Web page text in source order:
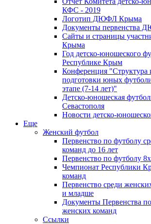
КФС - 2019
Логотип ДЮФЛ Крыма
Документы первенства
Сайты и страницы
Крыма
Год детско-юношеского
Республике Крым
Конференция "Структура
подготовки юных
этапе (7-14 лет)"
Детско-юношеская
Севастополя
Новости детско-
Еще
Женский футбол
Первенство по футболу
команд до 16 лет
Первенство по футболу
Чемпионат Республики
команд
Первенство среди
и младше
Документы Первенства
женских команд
Ссылки